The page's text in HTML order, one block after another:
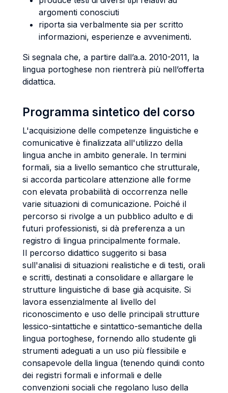
argomenti conosciuti
riporta sia verbalmente sia per scritto
informazioni, esperienze e avvenimenti.
Si segnala che, a partire dall’a.a. 2010-2011, la
lingua portoghese non rientrerà più nell’offerta
didattica.
Programma sintetico del corso
L'acquisizione delle competenze linguistiche e
comunicative è finalizzata all'utilizzo della
lingua anche in ambito generale. In termini
formali, sia a livello semantico che strutturale,
si accorda particolare attenzione alle forme
con elevata probabilità di occorrenza nelle
varie situazioni di comunicazione. Poiché il
percorso si rivolge a un pubblico adulto e di
futuri professionisti, si dà preferenza a un
registro di lingua principalmente formale.
Il percorso didattico suggerito si basa
sull'analisi di situazioni realistiche e di testi, orali
e scritti, destinati a consolidare e allargare le
strutture linguistiche di base già acquisite. Si
lavora essenzialmente al livello del
riconoscimento e uso delle principali strutture
lessico-sintattiche e sintattico-semantiche della
lingua portoghese, fornendo allo studente gli
strumenti adeguati a un uso più flessibile e
consapevole della lingua (tenendo quindi conto
dei registri formali e informali e delle
convenzioni sociali che regolano luso della